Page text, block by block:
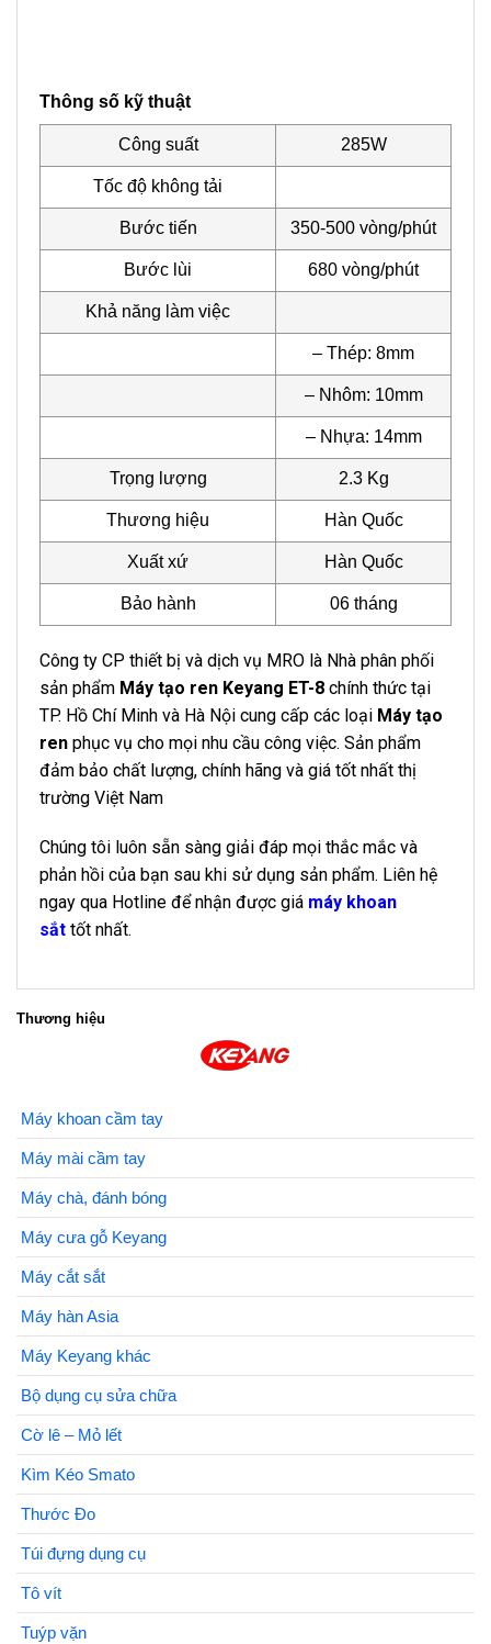
Thông số kỹ thuật
Công suất 285W
Tốc độ không tải
Bước tiến 350-500 vòng/phút
Bước lùi 680 vòng/phút
Khả năng làm việc
– Thép: 8mm
– Nhôm: 10mm
– Nhựa: 14mm
Trọng lượng 2.3 Kg
Thương hiệu Hàn Quốc
Xuất xứ Hàn Quốc
Bảo hành 06 tháng
Công ty CP thiết bị và dịch vụ MRO là Nhà phân phối
sản phẩm Máy tạo ren Keyang ET-8 chính thức tại
TP. Hồ Chí Minh và Hà Nội cung cấp các loại Máy tạo
ren phục vụ cho mọi nhu cầu công việc. Sản phẩm
đảm bảo chất lượng, chính hãng và giá tốt nhất thị
trường Việt Nam
Chúng tôi luôn sẵn sàng giải đáp mọi thắc mắc và
phản hồi của bạn sau khi sử dụng sản phẩm. Liên hệ
ngay qua Hotline để nhận được giá máy khoan
sắt tốt nhất.
Thương hiệu
Máy khoan cầm tay
Máy mài cầm tay
Máy chà, đánh bóng
Máy cưa gỗ Keyang
Máy cắt sắt
Máy hàn Asia
Máy Keyang khác
Bộ dụng cụ sửa chữa
Cờ lê – Mỏ lết
Kìm Kéo Smato
Thước Đo
Túi đựng dụng cụ
Tô vít
Tuýp vặn